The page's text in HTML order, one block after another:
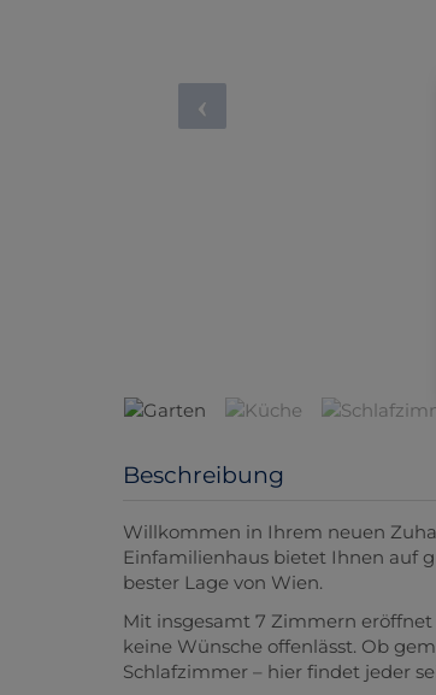
Beschreibung
Willkommen in Ihrem neuen
Einfamilienhaus bietet Ihnen auf
bester Lage von Wien.
Mit insgesamt 7 Zimmern
keine Wünsche offenlässt. Ob
Schlafzimmer – hier findet jeder